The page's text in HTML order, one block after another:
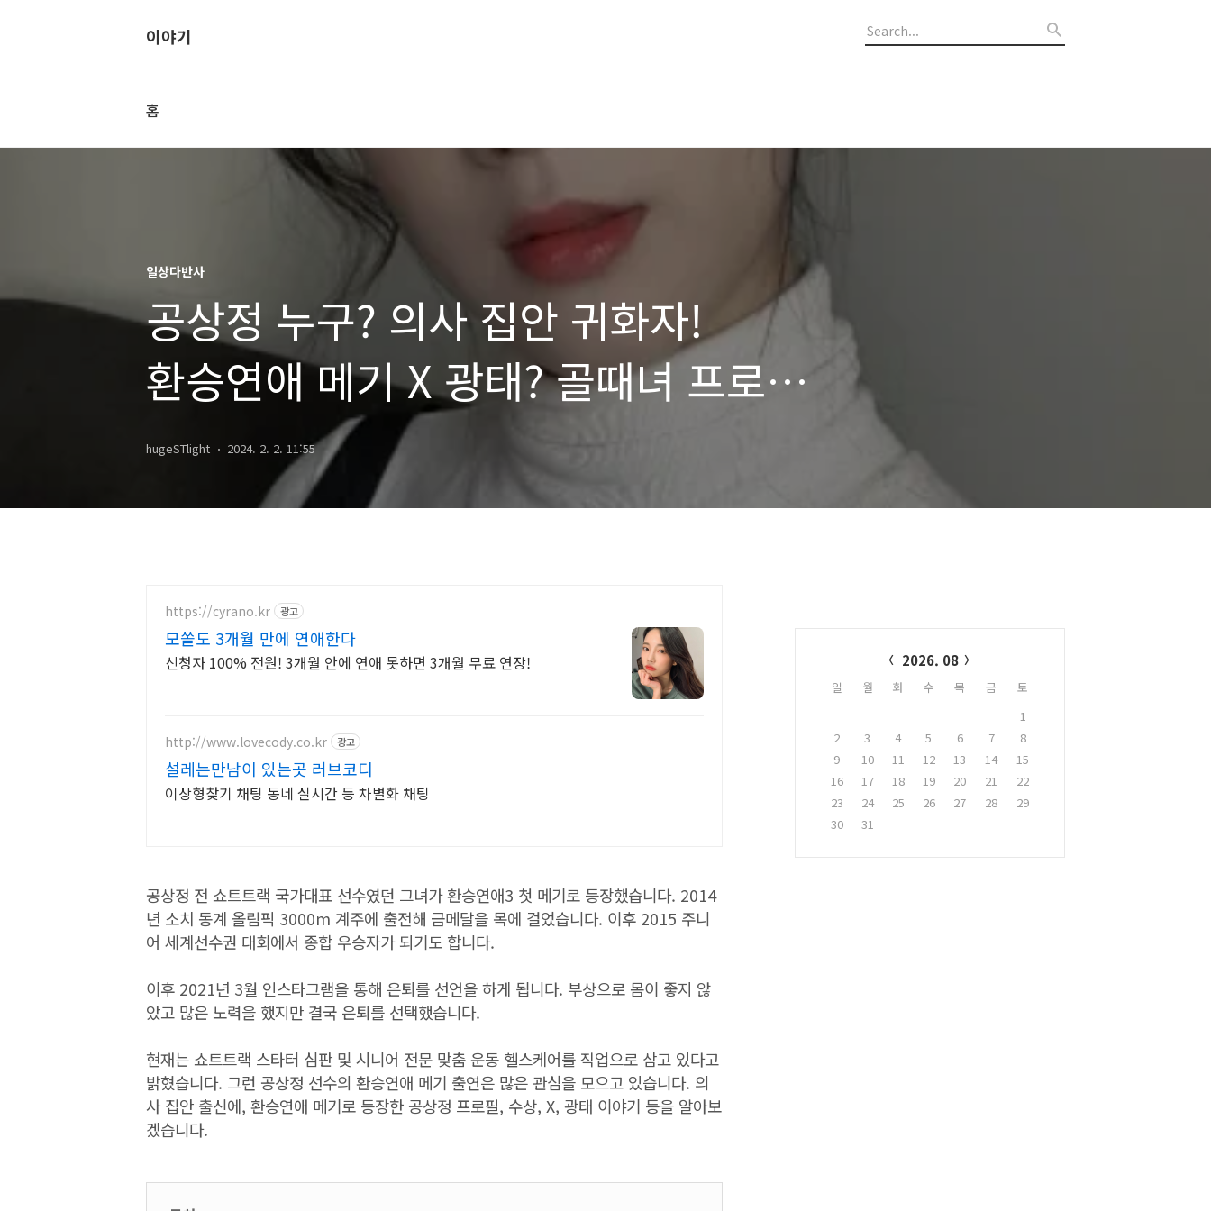
이야기
홈
일상다반사
공상정 누구? 의사 집안 귀화자!
환승연애 메기 X 광태? 골때녀 프로필
수상
hugeSTlight 2024. 2. 2. 11:55
https://cyrano.kr 광고
모쏠도 3개월 만에 연애한다
신청자 100% 전원! 3개월 안에 연애 못하면 3개월 무료 연장!
http://www.lovecody.co.kr 광고
설레는만남이 있는곳 러브코디
이상형찾기 채팅 동네 실시간 등 차별화 채팅
공상정 전 쇼트트랙 국가대표 선수였던 그녀가 환승연애3 첫 메기로 등장했습니다. 2014
년 소치 동계 올림픽 3000m 계주에 출전해 금메달을 목에 걸었습니다. 이후 2015 주니
어 세계선수권 대회에서 종합 우승자가 되기도 합니다.
이후 2021년 3월 인스타그램을 통해 은퇴를 선언을 하게 됩니다. 부상으로 몸이 좋지 않
았고 많은 노력을 했지만 결국 은퇴를 선택했습니다.
현재는 쇼트트랙 스타터 심판 및 시니어 전문 맞춤 운동 헬스케어를 직업으로 삼고 있다고
밝혔습니다. 그런 공상정 선수의 환승연애 메기 출연은 많은 관심을 모으고 있습니다. 의
사 집안 출신에, 환승연애 메기로 등장한 공상정 프로필, 수상, X, 광태 이야기 등을 알아보
겠습니다.
2026. 08
일 월 화 수 목 금
토
1
2
3 4 5 6 7
8
9
10 11 12 13 14
15
16
17 18 19 20 21
22
23
24 25 26 27 28
29
30
31